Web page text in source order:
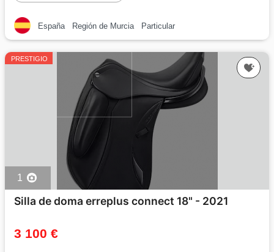
España Región de Murcia Particular
PRESTIGIO
1
Silla de doma erreplus connect 18" - 2021
3 100 €